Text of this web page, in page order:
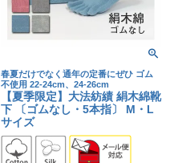
春夏だけでなく通年の定番にぜひ ゴム
不使用 22-24cm、24-26cm
【夏季限定】大法紡績 絹木綿靴
下 〔ゴムなし・5本指〕 M・L
サイズ